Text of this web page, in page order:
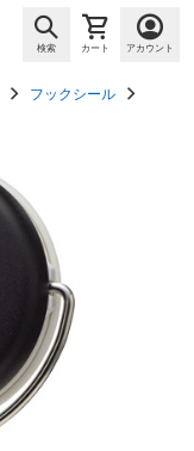
検索 カート アカウント
フックシール